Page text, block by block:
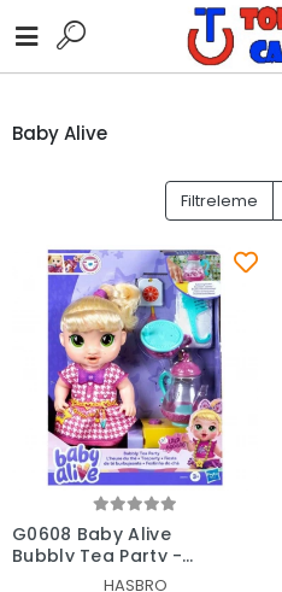
Baby Alive
Filtreleme
Sepete Ekle
G0608 Baby Alive
Bubbly Tea Party -
Fokurdayan Çay
HASBRO